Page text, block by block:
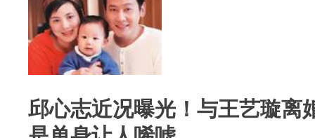
邱心志近况曝光！与王艺璇离